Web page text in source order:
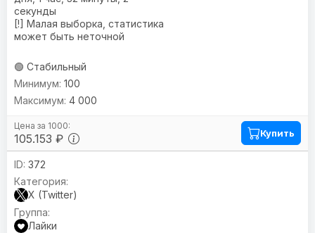
секунды
[!] Малая выборка, статистика
может быть неточной
🟢 Стабильный
105.153 ₽
100
4 000
Купить
372
X (Twitter)
Лайки